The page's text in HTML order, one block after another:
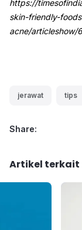
https://
skin-friendly-
acne/articleshow/
jerawat tips
Share:
Artikel terkait